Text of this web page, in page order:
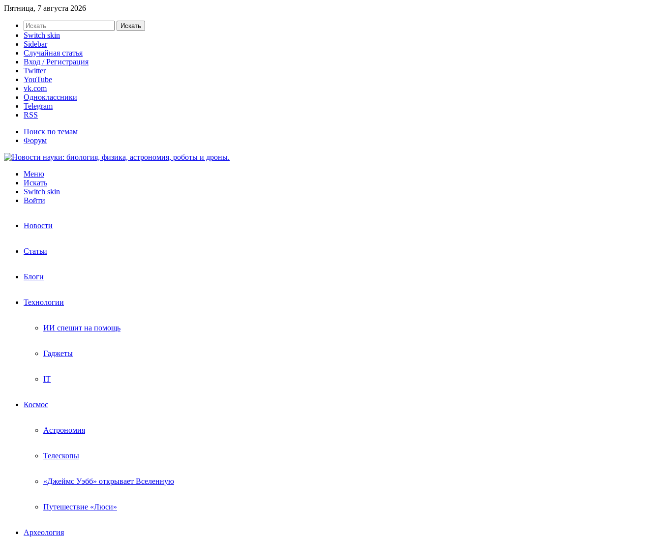
Пятница, 7 августа 2026
Искать
Switch skin
Sidebar
Случайная статья
Вход / Регистрация
Twitter
YouTube
vk.com
Одноклассники
Telegram
RSS
Поиск по темам
Форум
Меню
Искать
Switch skin
Войти
Новости
Статьи
Блоги
Технологии
ИИ спешит на помощь
Гаджеты
IT
Космос
Астрономия
Телескопы
«Джеймс Уэбб» открывает Вселенную
Путешествие «Люси»
Археология